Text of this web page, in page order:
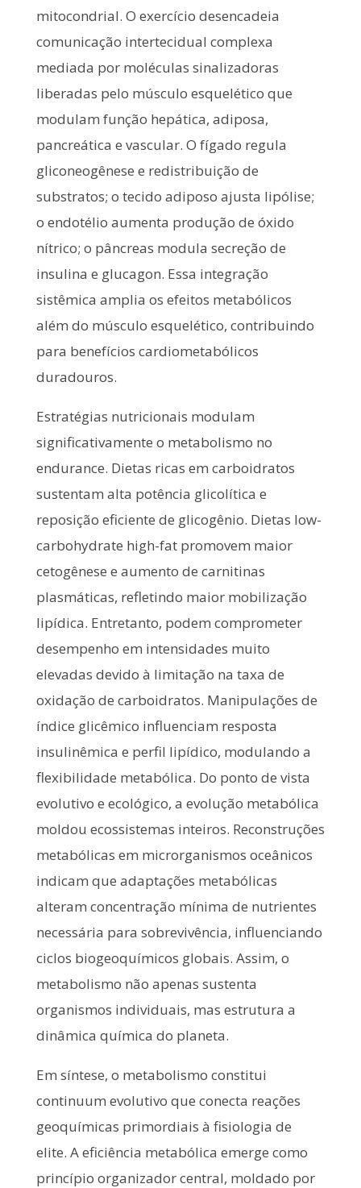
mitocondrial. O exercício desencadeia
comunicação intertecidual complexa
mediada por moléculas sinalizadoras
liberadas pelo músculo esquelético que
modulam função hepática, adiposa,
pancreática e vascular. O fígado regula
gliconeogênese e redistribuição de
substratos; o tecido adiposo ajusta lipólise;
o endotélio aumenta produção de óxido
nítrico; o pâncreas modula secreção de
insulina e glucagon. Essa integração
sistêmica amplia os efeitos metabólicos
além do músculo esquelético, contribuindo
para benefícios cardiometabólicos
duradouros.
Estratégias nutricionais modulam
significativamente o metabolismo no
endurance. Dietas ricas em carboidratos
sustentam alta potência glicolítica e
reposição eficiente de glicogênio. Dietas low-
carbohydrate high-fat promovem maior
cetogênese e aumento de carnitinas
plasmáticas, refletindo maior mobilização
lipídica. Entretanto, podem comprometer
desempenho em intensidades muito
elevadas devido à limitação na taxa de
oxidação de carboidratos. Manipulações de
índice glicêmico influenciam resposta
insulinêmica e perfil lipídico, modulando a
flexibilidade metabólica. Do ponto de vista
evolutivo e ecológico, a evolução metabólica
moldou ecossistemas inteiros. Reconstruções
metabólicas em microrganismos oceânicos
indicam que adaptações metabólicas
alteram concentração mínima de nutrientes
necessária para sobrevivência, influenciando
ciclos biogeoquímicos globais. Assim, o
metabolismo não apenas sustenta
organismos individuais, mas estrutura a
dinâmica química do planeta.
Em síntese, o metabolismo constitui
continuum evolutivo que conecta reações
geoquímicas primordiais à fisiologia de
elite. A eficiência metabólica emerge como
princípio organizador central, moldado por